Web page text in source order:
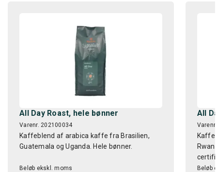
All Day Roast, hele bønner
Varenr. 202100034
Kaffeblend af arabica kaffe fra Brasilien,
Guatemala og Uganda. Hele bønner.
Beløb ekskl. moms
All
Beløb